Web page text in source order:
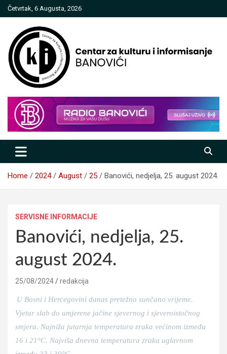
Skip
to
Četvrtak, 6 Augusta, 2026
Centar za kulturu i informisanje
Banovići
Home 2024 August 25 Banovići, nedjelja, 25. august 2024.
SERVISNE INFORMACIJE
Banovići, nedjelja, 25.
august 2024.
25/08/2024 redakcija
U Bosni i Hercegovini danas pretežno sunčano vrijeme.
Vjetar slab do umjerene jačine sjevernog i sjeveroistočnog
smjera. Najniža jutarnja temperatura zraka većinom između
16 i 21°C. Najviša dnevna temperatura zraka uglavnom